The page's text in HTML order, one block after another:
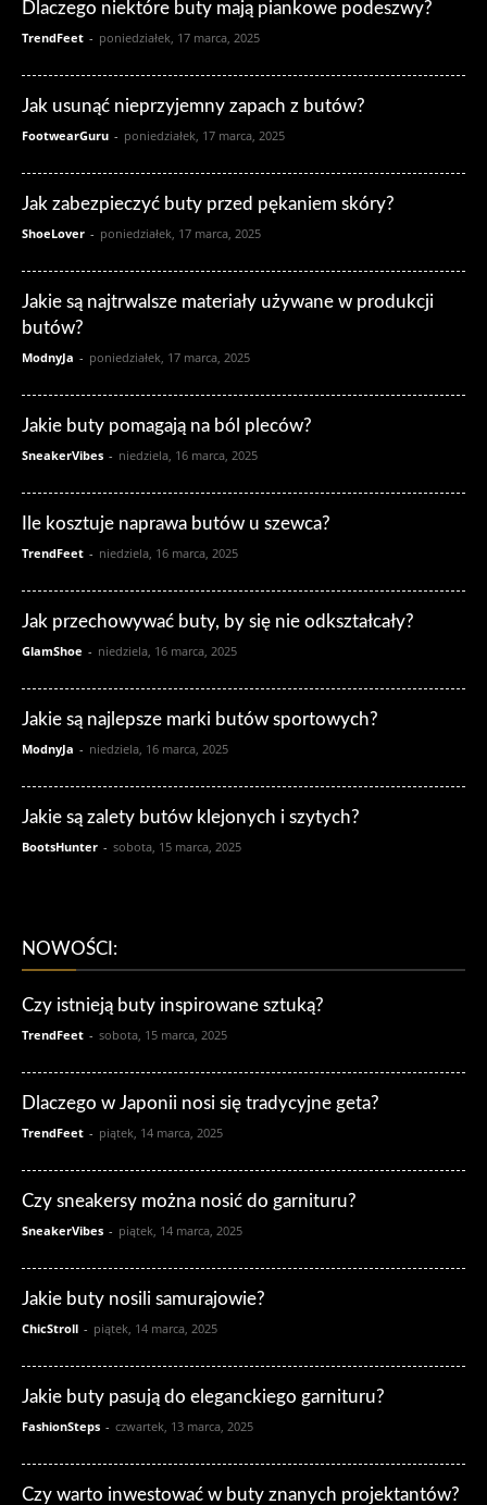
Dlaczego niektóre buty mają piankowe podeszwy?
TrendFeet - poniedziałek, 17 marca, 2025
Jak usunąć nieprzyjemny zapach z butów?
FootwearGuru - poniedziałek, 17 marca, 2025
Jak zabezpieczyć buty przed pękaniem skóry?
ShoeLover - poniedziałek, 17 marca, 2025
Jakie są najtrwalsze materiały używane w produkcji
butów?
ModnyJa - poniedziałek, 17 marca, 2025
Jakie buty pomagają na ból pleców?
SneakerVibes - niedziela, 16 marca, 2025
Ile kosztuje naprawa butów u szewca?
TrendFeet - niedziela, 16 marca, 2025
Jak przechowywać buty, by się nie odkształcały?
GlamShoe - niedziela, 16 marca, 2025
Jakie są najlepsze marki butów sportowych?
ModnyJa - niedziela, 16 marca, 2025
Jakie są zalety butów klejonych i szytych?
BootsHunter - sobota, 15 marca, 2025
NOWOŚCI:
Czy istnieją buty inspirowane sztuką?
TrendFeet - sobota, 15 marca, 2025
Dlaczego w Japonii nosi się tradycyjne geta?
TrendFeet - piątek, 14 marca, 2025
Czy sneakersy można nosić do garnituru?
SneakerVibes - piątek, 14 marca, 2025
Jakie buty nosili samurajowie?
ChicStroll - piątek, 14 marca, 2025
Jakie buty pasują do eleganckiego garnituru?
FashionSteps - czwartek, 13 marca, 2025
Czy warto inwestować w buty znanych projektantów?